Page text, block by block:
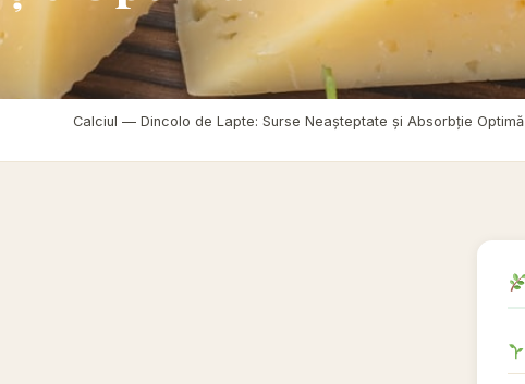
Calciul — Dincolo de Lapte: Surse Neașteptate și Absorbție Optimă